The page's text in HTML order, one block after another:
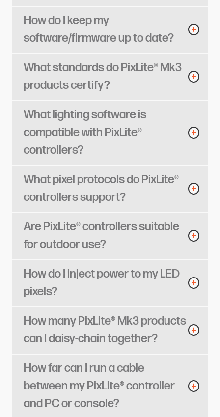
How do I keep my
software/firmware up to date?​​​​‌ ‍ ​‍​‍‌‍ ‌ ​‍‌‍‍‌‌‍‌ ‌‍‍‌‌‍ ‍​‍​‍​ ‍‍​‍​‍‌ ​ ‌‍​‌‌‍ ‍‌‍‍‌‌ ‌​‌ ‍‌​‍ ‍‌‍‍‌‌‍ ​‍​‍​‍ ​​‍​‍‌‍‍​‌ ​‍‌‍‌‌‌‍‌‍​‍​‍​ ‍‍​‍​‍​‍ ‌ ​ ‌ ‌​‌ ‌‌‌‍‌​‌‍‍‌‌‍ ​‍ ‌‍‍‌‌‍ ‍‌ ‌​‌‍‌‌‌‍ ‍‌ ‌​​‍ ‌‍‌‌‌‍‌​‌‍‍‌‌ ‌​​‍ ‌‍ ‌‌‍ ‌‍‌​‌‍‌‌​ ‌‌ ​​‌ ​‍‌‍‌‌‌ ​ ‌‍‌‌‌‍ ‍‌ ‌​‌‍​‌‌ ‌​‌‍‍‌‌‍ ‌‍ ‍​ ‍ ‌‍‍‌‌‍‌​​ ‌‌‍​ ‌‍‌‌​ ‌‍‌‍‌​​ ​‌‌‍​ ​ ​‌‌‍​ ​‍ ‌​ ​ ‌‍‌‍​ ‍​​ ​​​‍ ‌​ ‌​​ ‌‍​ ‍​​ ‌‍​‍ ‌‌‍​‍​ ‌ ​ ‍‌​ ‍​​‍ ‌​ ‍​‌‍​‌‌‍‌‍‌‍‌‌‌‍​ ​ ‍‌​ ‌‍​ ‌ ‌‍‌‍​ ​‌​ ‌​​ ‍‌​ ‍ ‌ ‌​‌ ‍‌‌ ​​‌‍‌‌​ ‌‌‍‌‍‌‍​‌‌ ​‌​ ‍ ‌ ​​‌‍​‌‌ ‌​‌‍‍​​ ‌‌ ‌​‌‍‍‌‌ ‌​‌‍ ​‌‍‌‌​ ‌‍​‍‌‍​‌‌ ​ ‌‍‌‌‌‌‌‌‌ ​‍‌‍ ​​ ‌​‍‌‌​ ​‍‌​‌‍‌ ​ ‌ ‌​‌ ‌‌‌‍‌​‌‍‍‌‌‍ ​‍‌‍‌‍‍‌‌‍‌​​ ‌‌‍​ ‌‍‌‌​ ‌‍‌‍‌​​ ​‌‌‍​ ​ ​‌‌‍​ ​‍ ‌​ ​ ‌‍‌‍​ ‍​​ ​​​‍ ‌​ ‌​​ ‌‍​ ‍​​ ‌‍​‍ ‌‌‍​‍​ ‌ ​ ‍‌​ ‍​​‍ ‌​ ‍​‌‍​‌‌‍‌‍‌‍‌‌‌‍​ ​ ‍‌​ ‌‍​ ‌ ‌‍‌‍​ ​‌​ ‌​​ ‍‌​‍‌‍‌ ‌​‌ ‍‌‌ ​​‌‍‌‌​ ‌‌‍‌‍‌‍​‌‌ ​‌​‍‌‍‌ ​​‌‍​‌‌ ‌​‌‍‍​​ ‌‌ ‌​‌‍‍‌‌ ‌​‌‍ ​‌‍‌‌​‍‌‍‌ ​​‌‍‌‌‌ ​‍‌ ​ ‌ ​​‌‍‌‌‌‍​ ‌ ‌​‌‍‍‌‌ ‌‍‌‍‌‌​ ‌‌ ​​‌ ‌‌‌‍​‍‌‍ ​‌‍‍‌‌ ​ ‌‍‍​‌‍‌‌‌‍‌​​‍​‍‌ ‌
What standards do PixLite® Mk3
products certify?​​​​‌ ‍ ​‍​‍‌‍ ‌ ​‍‌‍‍‌‌‍‌ ‌‍‍‌‌‍ ‍​‍​‍​ ‍‍​‍​‍‌ ​ ‌‍​‌‌‍ ‍‌‍‍‌‌ ‌​‌ ‍‌​‍ ‍‌‍‍‌‌‍ ​‍​‍​‍ ​​‍​‍‌‍‍​‌ ​‍‌‍‌‌‌‍‌‍​‍​‍​ ‍‍​‍​‍​‍ ‌ ​ ‌ ‌​‌ ‌‌‌‍‌​‌‍‍‌‌‍ ​‍ ‌‍‍‌‌‍ ‍‌ ‌​‌‍‌‌‌‍ ‍‌ ‌​​‍ ‌‍‌‌‌‍‌​‌‍‍‌‌ ‌​​‍ ‌‍ ‌‌‍ ‌‍‌​‌‍‌‌​ ‌‌ ​​‌ ​‍‌‍‌‌‌ ​ ‌‍‌‌‌‍ ‍‌ ‌​‌‍​‌‌ ‌​‌‍‍‌‌‍ ‌‍ ‍​ ‍ ‌‍‍‌‌‍‌​​ ‌​ ​ ‌‍​‍​ ​‌‌‍‌‌​ ​‍​ ‍‌‌‍‌​‌‍​‌​‍ ‌​ ​‌‌‍‌‍​ ​‍​ ​ ​‍ ‌​ ‌​‌‍​‍‌‍‌‌​ ‌‍​‍ ‌​ ‍​​ ​‍​ ‌‍‌‍​‌​‍ ‌‌‍‌‍‌‍​‍‌‍​‌​ ‌‍‌‍‌‌​ ​ ​ ‍​​ ‍‌‌‍‌‌‌‍​‌​ ​ ​ ​ ​ ‍ ‌ ‌​‌ ‍‌‌ ​​‌‍‌‌​ ‌‌‍‌‍‌‍​‌‌ ​‌​ ‍ ‌ ​​‌‍​‌‌ ‌​‌‍‍​​ ‌‌ ‌​‌‍‍‌‌ ‌​‌‍ ​‌‍‌‌​ ‌‍​‍‌‍​‌‌ ​ ‌‍‌‌‌‌‌‌‌ ​‍‌‍ ​​ ‌​‍‌‌​ ​‍‌​‌‍‌ ​ ‌ ‌​‌ ‌‌‌‍‌​‌‍‍‌‌‍ ​‍‌‍‌‍‍‌‌‍‌​​ ‌​ ​ ‌‍​‍​ ​‌‌‍‌‌​ ​‍​ ‍‌‌‍‌​‌‍​‌​‍ ‌​ ​‌‌‍‌‍​ ​‍​ ​ ​‍ ‌​ ‌​‌‍​‍‌‍‌‌​ ‌‍​‍ ‌​ ‍​​ ​‍​ ‌‍‌‍​‌​‍ ‌‌‍‌‍‌‍​‍‌‍​‌​ ‌‍‌‍‌‌​ ​ ​ ‍​​ ‍‌‌‍‌‌‌‍​‌​ ​ ​ ​ ​‍‌‍‌ ‌​‌ ‍‌‌ ​​‌‍‌‌​ ‌‌‍‌‍‌‍​‌‌ ​‌​‍‌‍‌ ​​‌‍​‌‌ ‌​‌‍‍​​ ‌‌ ‌​‌‍‍‌‌ ‌​‌‍ ​‌‍‌‌​‍‌‍‌ ​​‌‍‌‌‌ ​‍‌ ​ ‌ ​​‌‍‌‌‌‍​ ‌ ‌​‌‍‍‌‌ ‌‍‌‍‌‌​ ‌‌ ​​‌ ‌‌‌‍​‍‌‍ ​‌‍‍‌‌ ​ ‌‍‍​‌‍‌‌‌‍‌​​‍​‍‌ ‌
What lighting software is
compatible with PixLite®
controllers?​​​​‌ ‍ ​‍​‍‌‍ ‌ ​‍‌‍‍‌‌‍‌ ‌‍‍‌‌‍ ‍​‍​‍​ ‍‍​‍​‍‌ ​ ‌‍​‌‌‍ ‍‌‍‍‌‌ ‌​‌ ‍‌​‍ ‍‌‍‍‌‌‍ ​‍​‍​‍ ​​‍​‍‌‍‍​‌ ​‍‌‍‌‌‌‍‌‍​‍​‍​ ‍‍​‍​‍​‍ ‌ ​ ‌ ‌​‌ ‌‌‌‍‌​‌‍‍‌‌‍ ​‍ ‌‍‍‌‌‍ ‍‌ ‌​‌‍‌‌‌‍ ‍‌ ‌​​‍ ‌‍‌‌‌‍‌​‌‍‍‌‌ ‌​​‍ ‌‍ ‌‌‍ ‌‍‌​‌‍‌‌​ ‌‌ ​​‌ ​‍‌‍‌‌‌ ​ ‌‍‌‌‌‍ ‍‌ ‌​‌‍​‌‌ ‌​‌‍‍‌‌‍ ‌‍ ‍​ ‍ ‌‍‍‌‌‍‌​​ ‌‌‍​‍‌‍​ ‌‍‌‍​ ‍‌​ ​‍‌‍‌‌‌‍​‌​ ​ ​‍ ‌‌‍​‌‌‍‌‌‌‍​‍​ ​ ​‍ ‌​ ‌​‌‍​‌‌‍‌​​ ​‍​‍ ‌‌‍​‍‌‍‌‍‌‍‌‍​ ‍‌​‍ ‌​ ‌‌‌‍​‌‌‍‌‍​ ​‍‌‍​ ​ ​​‌‍​ ​ ​ ‌‍‌‌‌‍‌‌‌‍‌‌‌‍‌‌​ ‍ ‌ ‌​‌ ‍‌‌ ​​‌‍‌‌​ ‌‌‍‌‍‌‍​‌‌ ​‌​ ‍ ‌ ​​‌‍​‌‌ ‌​‌‍‍​​ ‌‌ ‌​‌‍‍‌‌ ‌​‌‍ ​‌‍‌‌​ ‌‍​‍‌‍​‌‌ ​ ‌‍‌‌‌‌‌‌‌ ​‍‌‍ ​​ ‌​‍‌‌​ ​‍‌​‌‍‌ ​ ‌ ‌​‌ ‌‌‌‍‌​‌‍‍‌‌‍ ​‍‌‍‌‍‍‌‌‍‌​​ ‌‌‍​‍‌‍​ ‌‍‌‍​ ‍‌​ ​‍‌‍‌‌‌‍​‌​ ​ ​‍ ‌‌‍​‌‌‍‌‌‌‍​‍​ ​ ​‍ ‌​ ‌​‌‍​‌‌‍‌​​ ​‍​‍ ‌‌‍​‍‌‍‌‍‌‍‌‍​ ‍‌​‍ ‌​ ‌‌‌‍​‌‌‍‌‍​ ​‍‌‍​ ​ ​​‌‍​ ​ ​ ‌‍‌‌‌‍‌‌‌‍‌‌‌‍‌‌​‍‌‍‌ ‌​‌ ‍‌‌ ​​‌‍‌‌​ ‌‌‍‌‍‌‍​‌‌ ​‌​‍‌‍‌ ​​‌‍​‌‌ ‌​‌‍‍​​ ‌‌ ‌​‌‍‍‌‌ ‌​‌‍ ​‌‍‌‌​‍‌‍‌ ​​‌‍‌‌‌ ​‍‌ ​ ‌ ​​‌‍‌‌‌‍​ ‌ ‌​‌‍‍‌‌ ‌‍‌‍‌‌​ ‌‌ ​​‌ ‌‌‌‍​‍‌‍ ​‌‍‍‌‌ ​ ‌‍‍​‌‍‌‌‌‍‌​​‍​‍‌ ‌
What pixel protocols do PixLite®
controllers support?​​​​‌ ‍ ​‍​‍‌‍ ‌ ​‍‌‍‍‌‌‍‌ ‌‍‍‌‌‍ ‍​‍​‍​ ‍‍​‍​‍‌ ​ ‌‍​‌‌‍ ‍‌‍‍‌‌ ‌​‌ ‍‌​‍ ‍‌‍‍‌‌‍ ​‍​‍​‍ ​​‍​‍‌‍‍​‌ ​‍‌‍‌‌‌‍‌‍​‍​‍​ ‍‍​‍​‍​‍ ‌ ​ ‌ ‌​‌ ‌‌‌‍‌​‌‍‍‌‌‍ ​‍ ‌‍‍‌‌‍ ‍‌ ‌​‌‍‌‌‌‍ ‍‌ ‌​​‍ ‌‍‌‌‌‍‌​‌‍‍‌‌ ‌​​‍ ‌‍ ‌‌‍ ‌‍‌​‌‍‌‌​ ‌‌ ​​‌ ​‍‌‍‌‌‌ ​ ‌‍‌‌‌‍ ‍‌ ‌​‌‍​‌‌ ‌​‌‍‍‌‌‍ ‌‍ ‍​ ‍ ‌‍‍‌‌‍‌​​ ‌​ ‌‌​ ​‌​ ​ ​ ‌‍‌‍​‍​ ‌‍​ ​​‌‍​‌​‍ ‌‌‍​‍‌‍‌​‌‍​‌​ ​‍​‍ ‌​ ‌​​ ‌ ‌‍​‍​ ​ ​‍ ‌​ ‍​‌‍‌​​ ​‍​ ‌ ​‍ ‌‌‍‌​​ ​‌​ ‌‍​ ​​‌‍‌‍​ ‍​‌‍​‌​ ​‌​ ‌‍​ ​​​ ​‌​ ‌​​ ‍ ‌ ‌​‌ ‍‌‌ ​​‌‍‌‌​ ‌‌‍‌‍‌‍​‌‌ ​‌​ ‍ ‌ ​​‌‍​‌‌ ‌​‌‍‍​​ ‌‌ ‌​‌‍‍‌‌ ‌​‌‍ ​‌‍‌‌​ ‌‍​‍‌‍​‌‌ ​ ‌‍‌‌‌‌‌‌‌ ​‍‌‍ ​​ ‌​‍‌‌​ ​‍‌​‌‍‌ ​ ‌ ‌​‌ ‌‌‌‍‌​‌‍‍‌‌‍ ​‍‌‍‌‍‍‌‌‍‌​​ ‌​ ‌‌​ ​‌​ ​ ​ ‌‍‌‍​‍​ ‌‍​ ​​‌‍​‌​‍ ‌‌‍​‍‌‍‌​‌‍​‌​ ​‍​‍ ‌​ ‌​​ ‌ ‌‍​‍​ ​ ​‍ ‌​ ‍​‌‍‌​​ ​‍​ ‌ ​‍ ‌‌‍‌​​ ​‌​ ‌‍​ ​​‌‍‌‍​ ‍​‌‍​‌​ ​‌​ ‌‍​ ​​​ ​‌​ ‌​​‍‌‍‌ ‌​‌ ‍‌‌ ​​‌‍‌‌​ ‌‌‍‌‍‌‍​‌‌ ​‌​‍‌‍‌ ​​‌‍​‌‌ ‌​‌‍‍​​ ‌‌ ‌​‌‍‍‌‌ ‌​‌‍ ​‌‍‌‌​‍‌‍‌ ​​‌‍‌‌‌ ​‍‌ ​ ‌ ​​‌‍‌‌‌‍​ ‌ ‌​‌‍‍‌‌ ‌‍‌‍‌‌​ ‌‌ ​​‌ ‌‌‌‍​‍‌‍ ​‌‍‍‌‌ ​ ‌‍‍​‌‍‌‌‌‍‌​​‍​‍‌ ‌
Are PixLite® controllers suitable
for outdoor use?​​​​‌ ‍ ​‍​‍‌‍ ‌ ​‍‌‍‍‌‌‍‌ ‌‍‍‌‌‍ ‍​‍​‍​ ‍‍​‍​‍‌ ​ ‌‍​‌‌‍ ‍‌‍‍‌‌ ‌​‌ ‍‌​‍ ‍‌‍‍‌‌‍ ​‍​‍​‍ ​​‍​‍‌‍‍​‌ ​‍‌‍‌‌‌‍‌‍​‍​‍​ ‍‍​‍​‍​‍ ‌ ​ ‌ ‌​‌ ‌‌‌‍‌​‌‍‍‌‌‍ ​‍ ‌‍‍‌‌‍ ‍‌ ‌​‌‍‌‌‌‍ ‍‌ ‌​​‍ ‌‍‌‌‌‍‌​‌‍‍‌‌ ‌​​‍ ‌‍ ‌‌‍ ‌‍‌​‌‍‌‌​ ‌‌ ​​‌ ​‍‌‍‌‌‌ ​ ‌‍‌‌‌‍ ‍‌ ‌​‌‍​‌‌ ‌​‌‍‍‌‌‍ ‌‍ ‍​ ‍ ‌‍‍‌‌‍‌​​ ‌​ ‌‍​ ​‍‌‍​‍​ ‍​​ ‌ ​ ​​​ ‌​​ ‌​​‍ ‌‌‍‌‌‌‍​ ‌‍‌​​ ​​​‍ ‌​ ‌​​ ‍​​ ​‌​ ‌ ​‍ ‌​ ‍‌​ ​‌‌‍‌​​ ​‌​‍ ‌‌‍‌‍​ ​ ‌‍‌‌​ ‌‍​ ‌‌‌‍‌‍​ ‌‌​ ‍‌​ ‍‌​ ‌‌‌‍‌‍​ ​​​ ‍ ‌ ‌​‌ ‍‌‌ ​​‌‍‌‌​ ‌‌‍‌‍‌‍​‌‌ ​‌​ ‍ ‌ ​​‌‍​‌‌ ‌​‌‍‍​​ ‌‌ ‌​‌‍‍‌‌ ‌​‌‍ ​‌‍‌‌​ ‌‍​‍‌‍​‌‌ ​ ‌‍‌‌‌‌‌‌‌ ​‍‌‍ ​​ ‌​‍‌‌​ ​‍‌​‌‍‌ ​ ‌ ‌​‌ ‌‌‌‍‌​‌‍‍‌‌‍ ​‍‌‍‌‍‍‌‌‍‌​​ ‌​ ‌‍​ ​‍‌‍​‍​ ‍​​ ‌ ​ ​​​ ‌​​ ‌​​‍ ‌‌‍‌‌‌‍​ ‌‍‌​​ ​​​‍ ‌​ ‌​​ ‍​​ ​‌​ ‌ ​‍ ‌​ ‍‌​ ​‌‌‍‌​​ ​‌​‍ ‌‌‍‌‍​ ​ ‌‍‌‌​ ‌‍​ ‌‌‌‍‌‍​ ‌‌​ ‍‌​ ‍‌​ ‌‌‌‍‌‍​ ​​​‍‌‍‌ ‌​‌ ‍‌‌ ​​‌‍‌‌​ ‌‌‍‌‍‌‍​‌‌ ​‌​‍‌‍‌ ​​‌‍​‌‌ ‌​‌‍‍​​ ‌‌ ‌​‌‍‍‌‌ ‌​‌‍ ​‌‍‌‌​‍‌‍‌ ​​‌‍‌‌‌ ​‍‌ ​ ‌ ​​‌‍‌‌‌‍​ ‌ ‌​‌‍‍‌‌ ‌‍‌‍‌‌​ ‌‌ ​​‌ ‌‌‌‍​‍‌‍ ​‌‍‍‌‌ ​ ‌‍‍​‌‍‌‌‌‍‌​​‍​‍‌ ‌
How do I inject power to my LED
pixels?​​​​‌ ‍ ​‍​‍‌‍ ‌ ​‍‌‍‍‌‌‍‌ ‌‍‍‌‌‍ ‍​‍​‍​ ‍‍​‍​‍‌ ​ ‌‍​‌‌‍ ‍‌‍‍‌‌ ‌​‌ ‍‌​‍ ‍‌‍‍‌‌‍ ​‍​‍​‍ ​​‍​‍‌‍‍​‌ ​‍‌‍‌‌‌‍‌‍​‍​‍​ ‍‍​‍​‍​‍ ‌ ​ ‌ ‌​‌ ‌‌‌‍‌​‌‍‍‌‌‍ ​‍ ‌‍‍‌‌‍ ‍‌ ‌​‌‍‌‌‌‍ ‍‌ ‌​​‍ ‌‍‌‌‌‍‌​‌‍‍‌‌ ‌​​‍ ‌‍ ‌‌‍ ‌‍‌​‌‍‌‌​ ‌‌ ​​‌ ​‍‌‍‌‌‌ ​ ‌‍‌‌‌‍ ‍‌ ‌​‌‍​‌‌ ‌​‌‍‍‌‌‍ ‌‍ ‍​ ‍ ‌‍‍‌‌‍‌​​ ‌​ ‌​​ ​​​ ‍‌‌‍‌‌‌‍​‌‌‍​ ​ ​​‌‍​‌​‍ ‌‌‍‌​​ ‍​​ ​‌‌‍‌‌​‍ ‌​ ‌​‌‍‌‌‌‍​ ​ ‌‍​‍ ‌​ ‍​​ ‌ ‌‍‌​​ ​ ​‍ ‌​ ‌‌​ ​ ​ ‍‌​ ​ ​ ‌‍‌‍‌‍​ ​‍​ ‌​​ ​‌​ ‌​‌‍‌‌‌‍‌​​ ‍ ‌ ‌​‌ ‍‌‌ ​​‌‍‌‌​ ‌‌‍‌‍‌‍​‌‌ ​‌​ ‍ ‌ ​​‌‍​‌‌ ‌​‌‍‍​​ ‌‌ ‌​‌‍‍‌‌ ‌​‌‍ ​‌‍‌‌​ ‌‍​‍‌‍​‌‌ ​ ‌‍‌‌‌‌‌‌‌ ​‍‌‍ ​​ ‌​‍‌‌​ ​‍‌​‌‍‌ ​ ‌ ‌​‌ ‌‌‌‍‌​‌‍‍‌‌‍ ​‍‌‍‌‍‍‌‌‍‌​​ ‌​ ‌​​ ​​​ ‍‌‌‍‌‌‌‍​‌‌‍​ ​ ​​‌‍​‌​‍ ‌‌‍‌​​ ‍​​ ​‌‌‍‌‌​‍ ‌​ ‌​‌‍‌‌‌‍​ ​ ‌‍​‍ ‌​ ‍​​ ‌ ‌‍‌​​ ​ ​‍ ‌​ ‌‌​ ​ ​ ‍‌​ ​ ​ ‌‍‌‍‌‍​ ​‍​ ‌​​ ​‌​ ‌​‌‍‌‌‌‍‌​​‍‌‍‌ ‌​‌ ‍‌‌ ​​‌‍‌‌​ ‌‌‍‌‍‌‍​‌‌ ​‌​‍‌‍‌ ​​‌‍​‌‌ ‌​‌‍‍​​ ‌‌ ‌​‌‍‍‌‌ ‌​‌‍ ​‌‍‌‌​‍‌‍‌ ​​‌‍‌‌‌ ​‍‌ ​ ‌ ​​‌‍‌‌‌‍​ ‌ ‌​‌‍‍‌‌ ‌‍‌‍‌‌​ ‌‌ ​​‌ ‌‌‌‍​‍‌‍ ​‌‍‍‌‌ ​ ‌‍‍​‌‍‌‌‌‍‌​​‍​‍‌ ‌
How many PixLite® Mk3 products
can I daisy-chain together?​​​​‌ ‍ ​‍​‍‌‍ ‌ ​‍‌‍‍‌‌‍‌ ‌‍‍‌‌‍ ‍​‍​‍​ ‍‍​‍​‍‌ ​ ‌‍​‌‌‍ ‍‌‍‍‌‌ ‌​‌ ‍‌​‍ ‍‌‍‍‌‌‍ ​‍​‍​‍ ​​‍​‍‌‍‍​‌ ​‍‌‍‌‌‌‍‌‍​‍​‍​ ‍‍​‍​‍​‍ ‌ ​ ‌ ‌​‌ ‌‌‌‍‌​‌‍‍‌‌‍ ​‍ ‌‍‍‌‌‍ ‍‌ ‌​‌‍‌‌‌‍ ‍‌ ‌​​‍ ‌‍‌‌‌‍‌​‌‍‍‌‌ ‌​​‍ ‌‍ ‌‌‍ ‌‍‌​‌‍‌‌​ ‌‌ ​​‌ ​‍‌‍‌‌‌ ​ ‌‍‌‌‌‍ ‍‌ ‌​‌‍​‌‌ ‌​‌‍‍‌‌‍ ‌‍ ‍​ ‍ ‌‍‍‌‌‍‌​​ ‌​ ‌‍​ ​‍​ ​‌‌‍​ ​ ​‍​ ‌​​ ‌‍‌‍​‌​‍ ‌​ ‌‍‌‍​‌​ ‌ ​ ‌​​‍ ‌​ ‌​​ ‍​‌‍‌‌‌‍​ ​‍ ‌​ ‍‌​ ‌​​ ‌ ​ ‌ ​‍ ‌‌‍‌​​ ‌ ​ ‌ ‌‍‌‍​ ‌​​ ‌‍‌‍‌​​ ​ ‌‍‌​​ ​‍‌‍​‍‌‍‌‌​ ‍ ‌ ‌​‌ ‍‌‌ ​​‌‍‌‌​ ‌‌‍‌‍‌‍​‌‌ ​‌​ ‍ ‌ ​​‌‍​‌‌ ‌​‌‍‍​​ ‌‌ ‌​‌‍‍‌‌ ‌​‌‍ ​‌‍‌‌​ ‌‍​‍‌‍​‌‌ ​ ‌‍‌‌‌‌‌‌‌ ​‍‌‍ ​​ ‌​‍‌‌​ ​‍‌​‌‍‌ ​ ‌ ‌​‌ ‌‌‌‍‌​‌‍‍‌‌‍ ​‍‌‍‌‍‍‌‌‍‌​​ ‌​ ‌‍​ ​‍​ ​‌‌‍​ ​ ​‍​ ‌​​ ‌‍‌‍​‌​‍ ‌​ ‌‍‌‍​‌​ ‌ ​ ‌​​‍ ‌​ ‌​​ ‍​‌‍‌‌‌‍​ ​‍ ‌​ ‍‌​ ‌​​ ‌ ​ ‌ ​‍ ‌‌‍‌​​ ‌ ​ ‌ ‌‍‌‍​ ‌​​ ‌‍‌‍‌​​ ​ ‌‍‌​​ ​‍‌‍​‍‌‍‌‌​‍‌‍‌ ‌​‌ ‍‌‌ ​​‌‍‌‌​ ‌‌‍‌‍‌‍​‌‌ ​‌​‍‌‍‌ ​​‌‍​‌‌ ‌​‌‍‍​​ ‌‌ ‌​‌‍‍‌‌ ‌​‌‍ ​‌‍‌‌​‍‌‍‌ ​​‌‍‌‌‌ ​‍‌ ​ ‌ ​​‌‍‌‌‌‍​ ‌ ‌​‌‍‍‌‌ ‌‍‌‍‌‌​ ‌‌ ​​‌ ‌‌‌‍​‍‌‍ ​‌‍‍‌‌ ​ ‌‍‍​‌‍‌‌‌‍‌​​‍​‍‌ ‌
How far can I run a cable
between my PixLite® controller
and PC or console?​​​​‌ ‍ ​‍​‍‌‍ ‌ ​‍‌‍‍‌‌‍‌ ‌‍‍‌‌‍ ‍​‍​‍​ ‍‍​‍​‍‌ ​ ‌‍​‌‌‍ ‍‌‍‍‌‌ ‌​‌ ‍‌​‍ ‍‌‍‍‌‌‍ ​‍​‍​‍ ​​‍​‍‌‍‍​‌ ​‍‌‍‌‌‌‍‌‍​‍​‍​ ‍‍​‍​‍​‍ ‌ ​ ‌ ‌​‌ ‌‌‌‍‌​‌‍‍‌‌‍ ​‍ ‌‍‍‌‌‍ ‍‌ ‌​‌‍‌‌‌‍ ‍‌ ‌​​‍ ‌‍‌‌‌‍‌​‌‍‍‌‌ ‌​​‍ ‌‍ ‌‌‍ ‌‍‌​‌‍‌‌​ ‌‌ ​​‌ ​‍‌‍‌‌‌ ​ ‌‍‌‌‌‍ ‍‌ ‌​‌‍​‌‌ ‌​‌‍‍‌‌‍ ‌‍ ‍​ ‍ ‌‍‍‌‌‍‌​​ ‌​ ‌ ​ ‍‌​ ‍​‌‍​ ​ ​‍‌‍​‍​ ​​‌‍‌‍​‍ ‌‌‍‌‌​ ​ ​ ‍​‌‍‌‍​‍ ‌​ ‌​​ ‌​​ ​ ‌‍‌​​‍ ‌‌‍​‌​ ​‌​ ‍​​ ​‍​‍ ‌​ ‌‍‌‍​‍​ ​‌​ ‍‌​ ‍​‌‍‌‍​ ‌‍‌‍​ ​ ​‌‌‍‌‌‌‍​‍‌‍​ ​ ‍ ‌ ‌​‌ ‍‌‌ ​​‌‍‌‌​ ‌‌‍‌‍‌‍​‌‌ ​‌​ ‍ ‌ ​​‌‍​‌‌ ‌​‌‍‍​​ ‌‌ ‌​‌‍‍‌‌ ‌​‌‍ ​‌‍‌‌​ ‌‍​‍‌‍​‌‌ ​ ‌‍‌‌‌‌‌‌‌ ​‍‌‍ ​​ ‌​‍‌‌​ ​‍‌​‌‍‌ ​ ‌ ‌​‌ ‌‌‌‍‌​‌‍‍‌‌‍ ​‍‌‍‌‍‍‌‌‍‌​​ ‌​ ‌ ​ ‍‌​ ‍​‌‍​ ​ ​‍‌‍​‍​ ​​‌‍‌‍​‍ ‌‌‍‌‌​ ​ ​ ‍​‌‍‌‍​‍ ‌​ ‌​​ ‌​​ ​ ‌‍‌​​‍ ‌‌‍​‌​ ​‌​ ‍​​ ​‍​‍ ‌​ ‌‍‌‍​‍​ ​‌​ ‍‌​ ‍​‌‍‌‍​ ‌‍‌‍​ ​ ​‌‌‍‌‌‌‍​‍‌‍​ ​‍‌‍‌ ‌​‌ ‍‌‌ ​​‌‍‌‌​ ‌‌‍‌‍‌‍​‌‌ ​‌​‍‌‍‌ ​​‌‍​‌‌ ‌​‌‍‍​​ ‌‌ ‌​‌‍‍‌‌ ‌​‌‍ ​‌‍‌‌​‍‌‍‌ ​​‌‍‌‌‌ ​‍‌ ​ ‌ ​​‌‍‌‌‌‍​ ‌ ‌​‌‍‍‌‌ ‌‍‌‍‌‌​ ‌‌ ​​‌ ‌‌‌‍​‍‌‍ ​‌‍‍‌‌ ​ ‌‍‍​‌‍‌‌‌‍‌​​‍​‍‌ ‌